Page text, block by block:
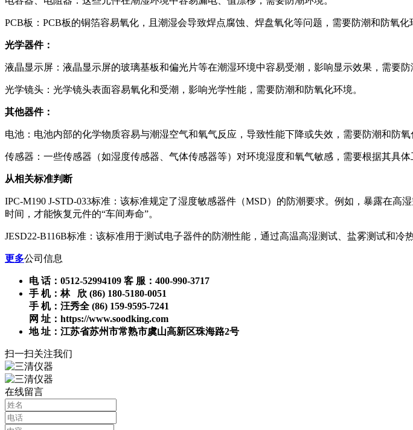
PCB板：PCB板的铜箔容易氧化，且潮湿会导致焊点腐蚀、焊盘氧化等问题，需要防潮和防氧化
光学器件：
液晶显示屏：液晶显示屏的玻璃基板和偏光片等在潮湿环境中容易受潮，影响显示效果，需要防
光学镜头：光学镜头表面容易氧化和受潮，影响光学性能，需要防潮和防氧化环境。
其他器件：
电池：电池内部的化学物质容易与潮湿空气和氧气反应，导致性能下降或失效，需要防潮和防氧
传感器：一些传感器（如湿度传感器、气体传感器等）对环境湿度和氧气敏感，需要根据其具
从相关标准判断
IPC-M190 J-STD-033标准：该标准规定了湿度敏感器件（MSD）的防潮要求。例如，暴露在高
时间，才能恢复元件的“车间寿命”。
JESD22-B116B标准：该标准用于测试电子器件的防潮性能，通过高温高湿测试、盐雾测试和冷
更多公司信息
电 话：0512-52994109 客 服：400-990-3717
手 机：林 欣 (86) 180-5180-0051
手 机：汪秀全 (86) 159-9595-7241
网 址：https://www.soodking.com
地 址：江苏省苏州市常熟市虞山高新区珠海路2号
扫一扫关注我们
在线留言